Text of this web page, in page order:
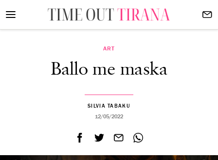
ART
Ballo me maska
SILVIA TABAKU
12/05/2022